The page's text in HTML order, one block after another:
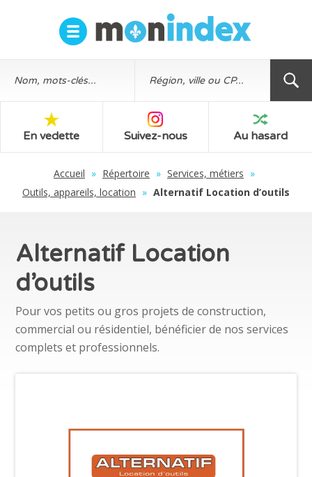
En vedette Suivez-nous Au hasard
Accueil » Répertoire » Services, métiers »
Outils, appareils, location » Alternatif Location d’outils
Alternatif Location
d’outils
Pour vos petits ou gros projets de construction,
commercial ou résidentiel, bénéficier de nos services
complets et professionnels.